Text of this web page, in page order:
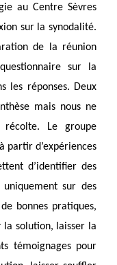
au Centre Sèvres
sur la synodalité.
de la réunion
sur la
les réponses. Deux
mais nous ne
Le groupe
partir d’expériences
d’identifier des
sur des
bonnes pratiques,
la solution, laisser la
témoignages pour